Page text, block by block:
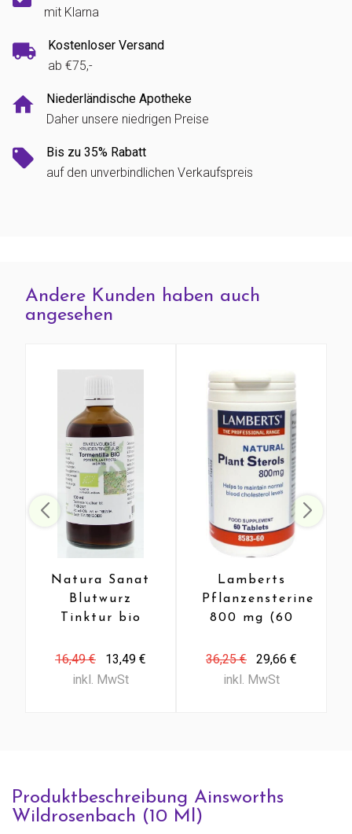
mit Klarna
Kostenloser Versand
ab €75,-
Niederländische Apotheke
Daher unsere niedrigen Preise
Bis zu 35% Rabatt
auf den unverbindlichen Verkaufspreis
Produktbeschreibung Ainsworths
Wildrosenbach (10 Ml)
Andere Kunden haben auch
angesehen
Natura Sanat
Blutwurz
Tinktur bio
16,49 €
13,49 €
inkl. MwSt
Lamberts
Pflanzensterine
800 mg (60
36,25 €
29,66 €
inkl. MwSt